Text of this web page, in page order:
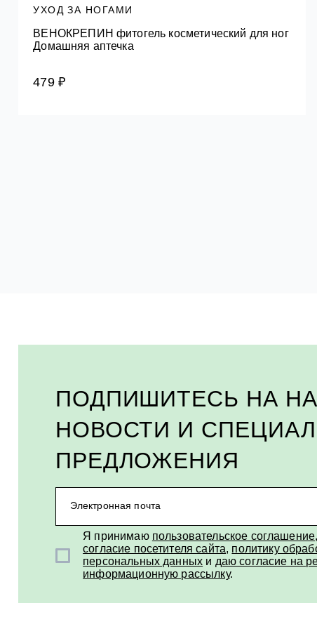
УХОД ЗА НОГАМИ
ВЕНОКРЕПИН фитогель косметический для ног
Домашняя аптечка
479 ₽
ПОДПИШИТЕСЬ НА
НОВОСТИ И
ПРЕДЛОЖЕНИЯ
Электронная почта
Я принимаю пользовательское соглашение,
согласие посетителя сайта, политику
персональных данных и даю согласие на
информационную рассылку.